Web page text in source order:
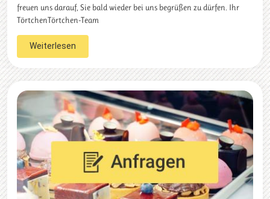
freuen uns darauf, Sie bald wieder bei uns begrüßen zu dürfen. Ihr
TörtchenTörtchen-Team
Weiterlesen